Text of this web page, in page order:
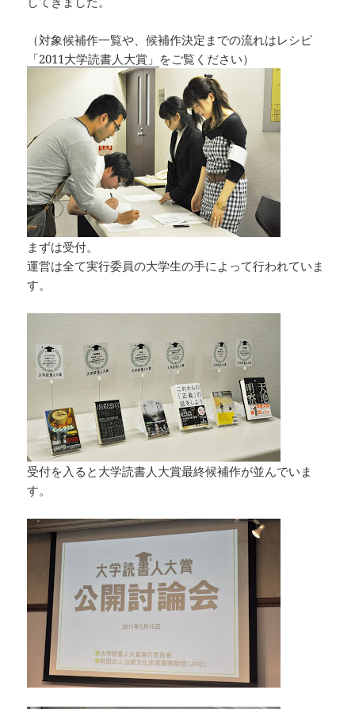
（対象候補作一覧や、候補作決定までの流れはレシピ
「2011大学読書人大賞」 をご覧ください）
まずは受付。
運営は全て実行委員の大学生の手によって行われていま
す。
受付を入ると大学読書人大賞最終候補作が並んでいま
す。